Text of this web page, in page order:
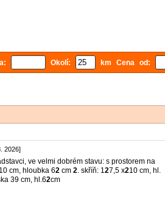
Okolí: km Cena od:
2026]
ve velmi dobrém stavu: s prostorem na
10 cm, hloubka 62 cm 2. skříň: 127,5 x210 cm, hl.
39 cm, hl.62cm